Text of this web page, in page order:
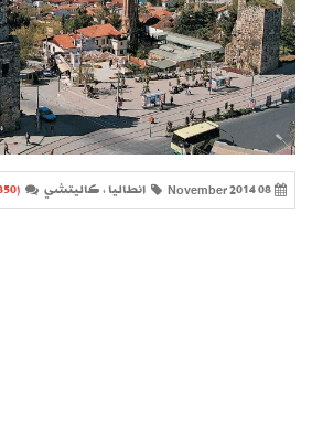
08 November 2014 انطاليا ، كاليتشي (1850)